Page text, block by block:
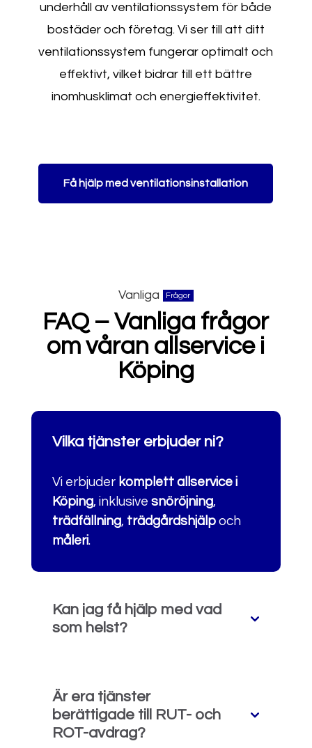
underhåll av ventilationssystem för både
bostäder och företag. Vi ser till att ditt
ventilationssystem fungerar optimalt och
effektivt, vilket bidrar till ett bättre
inomhusklimat och energieffektivitet.
Få hjälp med ventilationsinstallation
Vanliga Frågor
FAQ – Vanliga frågor
om våran allservice i
Köping
Vilka tjänster erbjuder ni?
Vi erbjuder komplett allservice i
Köping, inklusive snöröjning,
trädfällning, trädgårdshjälpoch
måleri.
Kan jag få hjälp med vad
som helst?
Är era tjänster
berättigade till RUT- och
ROT-avdrag?